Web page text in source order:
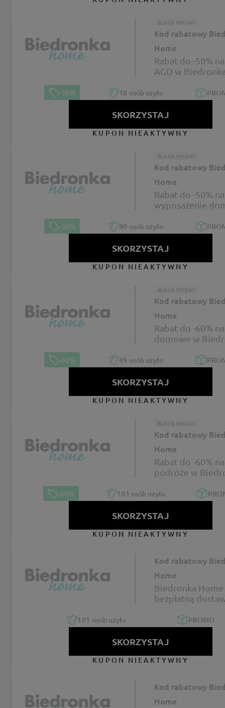
BLACK FRIDAY
Kod rabatowy
Home
Rabat do -50%
AGD w
-50% 18 osób użyło
SKORZYSTAJ
KUPON NIEAKTYWNY
BLACK FRIDAY
Kod rabatowy
Home
Rabat do -50% na
wyposażenie
BLACK WEEKS
-50% 80 osób użyło
SKORZYSTAJ
KUPON NIEAKTYWNY
BLACK FRIDAY
Kod rabatowy
Home
Rabat do -60%
domowe w
-60% 49 osób użyło
SKORZYSTAJ
KUPON NIEAKTYWNY
BLACK FRIDAY
Kod rabatowy
Home
Rabat do -60%
podróże w
-60% 101 osób użyło
SKORZYSTAJ
KUPON NIEAKTYWNY
Kod rabatowy
Home
Biedronka Home
bezpłatną
101 osób użyło PROMO
SKORZYSTAJ
KUPON NIEAKTYWNY
Kod rabatowy
Home